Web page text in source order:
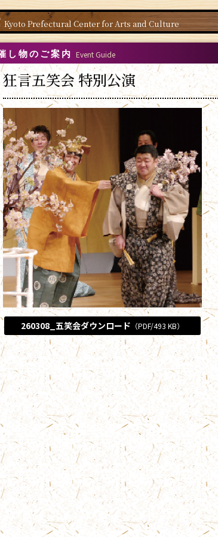
Kyoto Prefectural Center for Arts and Culture
し物のご案内 Event Guide
狂言五笑会 特別公演
260308_五笑会ダウンロード （PDF/493 KB）